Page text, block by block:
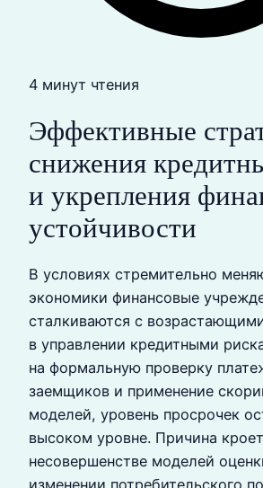
4 минут чтения
Эффективные
снижения
и укрепления
устойчивости
В условиях стремительно
экономики финансовые
сталкиваются с
в управлении кредитными
на формальную проверку
заемщиков и применение
моделей, уровень просрочек
высоком уровне. Причина
несовершенстве моделей